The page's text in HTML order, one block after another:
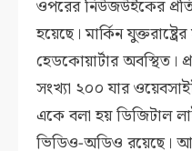
ওপরের নিউজউইকের
হয়েছে। মার্কিন
হেডকোয়ার্টার অবস্থিত।
সংখ্যা ২০০ যার
একে বলা হয় ডিজিটাল
ভিডিও-অডিও রয়েছে।